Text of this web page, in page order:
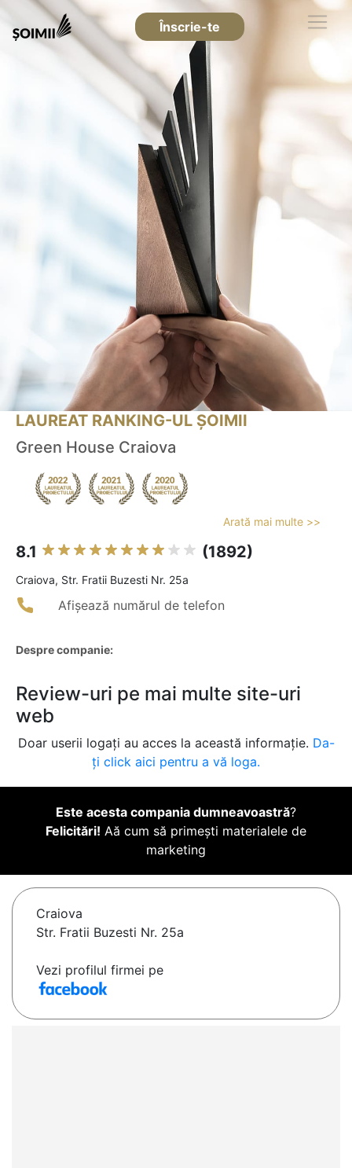
Înscrie-te
LAUREAT RANKING-UL ȘOIMII
Green House Craiova
Arată mai multe >>
8.1 (1892)
Craiova, Str. Fratii Buzesti Nr. 25a
Afișează numărul de telefon
Despre companie:
Review-uri pe mai multe site-uri
web
Doar userii logați au acces la această informație. Da-
ți click aici pentru a vă loga.
Este acesta compania dumneavoastră?
Felicitări! Aă cum să primești materialele de
marketing
Craiova
Str. Fratii Buzesti Nr. 25a
Vezi profilul firmei pe